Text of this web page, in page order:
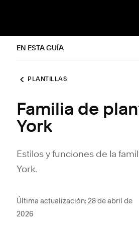
EN ESTA GUÍA
PLANTILLAS
Familia de
York
Estilos y funciones de la
York.
Última actualización: 28 de abril de
2026